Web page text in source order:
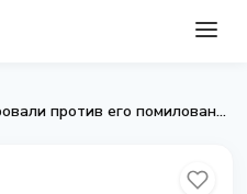
CZ: конкуренты из США лоббировали против его помилования от Трампа